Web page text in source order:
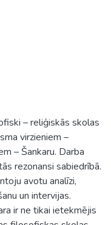
– reliģiskās skolas
virzieniem –
– Šankaru. Darba
rezonansi sabiedrībā.
avotu analīzi,
un intervijas.
ir ne tikai ietekmējis